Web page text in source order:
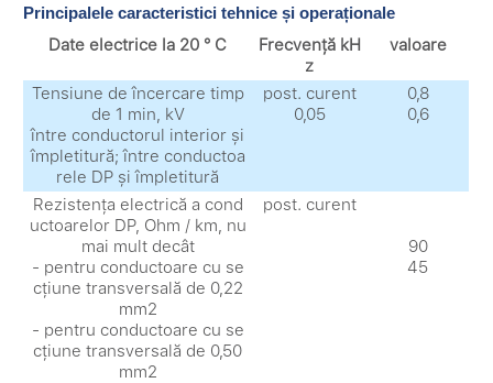
Principalele caracteristici tehnice și operaționale
Date electrice la 20 ° C
Frecvență kH
z
valoare
Tensiune de încercare timp
de 1 min, kV
între conductorul interior și
împletitură; între conductoa
rele DP și împletitură
post. curent
0,05
0,8
0,6
Rezistența electrică a cond
uctoarelor DP, Ohm / km, nu
mai mult decât
- pentru conductoare cu se
cțiune transversală de 0,22
mm2
- pentru conductoare cu se
cțiune transversală de 0,50
mm2
post. curent
90
45